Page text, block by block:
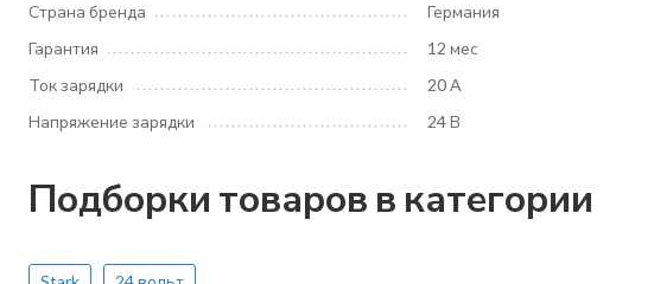
Страна бренда
Германия
Гарантия
12 мес
Ток зарядки
20 A
Напряжение зарядки
24 В
Подборки товаров в категории